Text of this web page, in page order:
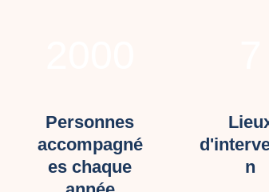
Personnes
accompagné
es chaque
n